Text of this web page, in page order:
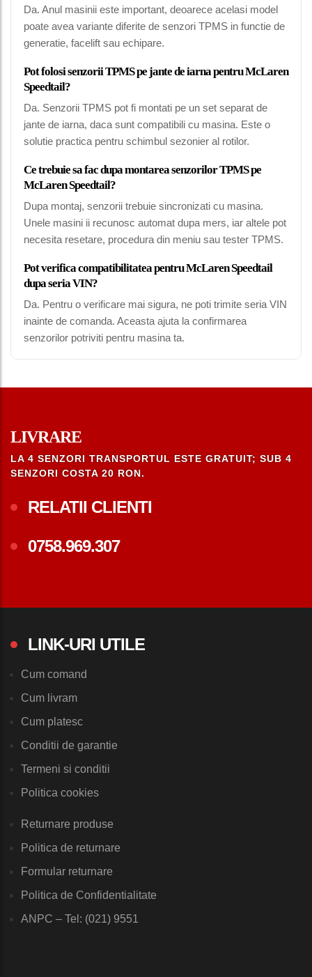
Da. Anul masinii este important, deoarece acelasi model
poate avea variante diferite de senzori TPMS in functie de
generatie, facelift sau echipare.
Pot folosi senzorii TPMS pe jante de iarna pentru McLaren
Speedtail?
Da. Senzorii TPMS pot fi montati pe un set separat de
jante de iarna, daca sunt compatibili cu masina. Este o
solutie practica pentru schimbul sezonier al rotilor.
Ce trebuie sa fac dupa montarea senzorilor TPMS pe
McLaren Speedtail?
Dupa montaj, senzorii trebuie sincronizati cu masina.
Unele masini ii recunosc automat dupa mers, iar altele pot
necesita resetare, procedura din meniu sau tester TPMS.
Pot verifica compatibilitatea pentru McLaren Speedtail
dupa seria VIN?
Da. Pentru o verificare mai sigura, ne poti trimite seria VIN
inainte de comanda. Aceasta ajuta la confirmarea
senzorilor potriviti pentru masina ta.
LIVRARE
LA 4 SENZORI TRANSPORTUL ESTE GRATUIT; SUB 4
SENZORI COSTA 20 RON.
RELATII CLIENTI
0758.969.307
LINK-URI UTILE
Cum comand
Cum livram
Cum platesc
Conditii de garantie
Termeni si conditii
Politica cookies
Returnare produse
Politica de returnare
Formular returnare
Politica de Confidentialitate
ANPC – Tel: (021) 9551